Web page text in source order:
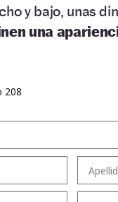
y bajo, unas
una